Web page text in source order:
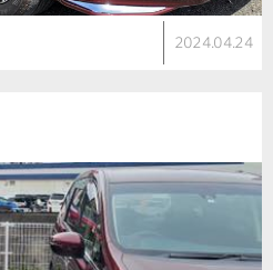
2024.04.24